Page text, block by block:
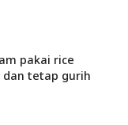
pakai rice
dan tetap gurih